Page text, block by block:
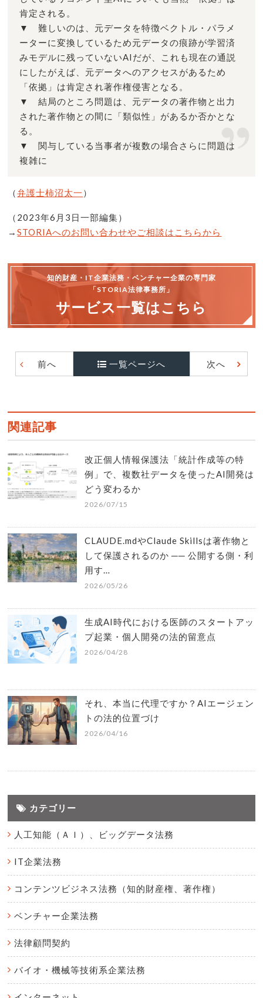
肯定される。
▼ 難しいのは、元データを特徴ベクトル・パラメ
ーターに変換しているため元データの痕跡が学習済
みモデルに残っていないAIだが、これも現在の通説
にしたがえば、元データへのアクセスがあるため
「依拠」は肯定され著作権侵害となる。
▼ 結局のところ問題は、元データの著作物と出力
された著作物との間に「類似性」があるか否かとな
る。
▼ 関与している当事者が複数の場合さらに問題は
複雑に
（弁護士柿沼太一 ）
（2023年6月3日一部編集）
→STORIAへのお問い合わせやご相談はこちらから
知的財産・IT企業法務・ベンチャー企業の専門家
「STORIA法律事務所」
サービス一覧はこちら
前へ 一覧ページへ 次へ
関連記事
改正個人情報保護法「統計作成等の特
例」で、複数社データを使ったAI開発は
どう変わるか
2026/07/15
CLAUDE.mdやClaude Skillsは著作物と
して保護されるのか ── 公開する側・利
用す…
2026/05/26
生成AI時代における医師のスタートアッ
プ起業・個人開発の法的留意点
2026/04/28
それ、本当に代理ですか？AIエージェン
トの法的位置づけ
2026/04/16
カテゴリー
人工知能（ＡＩ）、ビッグデータ法務
IT企業法務
コンテンツビジネス法務（知的財産権、著作権）
ベンチャー企業法務
法律顧問契約
バイオ・機械等技術系企業法務